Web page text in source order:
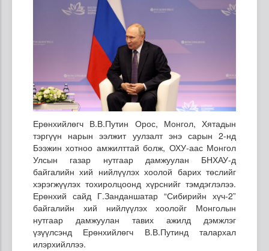
Ерөнхийлөгч В.В.Путин Орос, Монгол, Хятадын
тэргүүн нарын ээлжит уулзалт энэ сарын 2-нд
Бээжин хотноо амжилттай болж, ОХУ-аас Монгол
Улсын газар нутгаар дамжуулан БНХАУ-д
байгалийн хий нийлүүлэх хоолой барих төслийг
хэрэгжүүлэх тохиролцоонд хүрснийг тэмдэглэлээ.
Ерөнхий сайд Г.Занданшатар “Сибирийн хүч-2”
байгалийн хий нийлүүлэх хоолойг Монголын
нутгаар дамжуулан тавих ажилд дэмжлэг
үзүүлсэнд Ерөнхийлөгч В.В.Путинд талархал
илэрхийллээ.